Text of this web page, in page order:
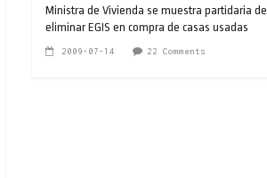
Ministra de Vivienda se muestra partidaria de
eliminar EGIS en compra de casas usadas
2009-07-14 22 Comments